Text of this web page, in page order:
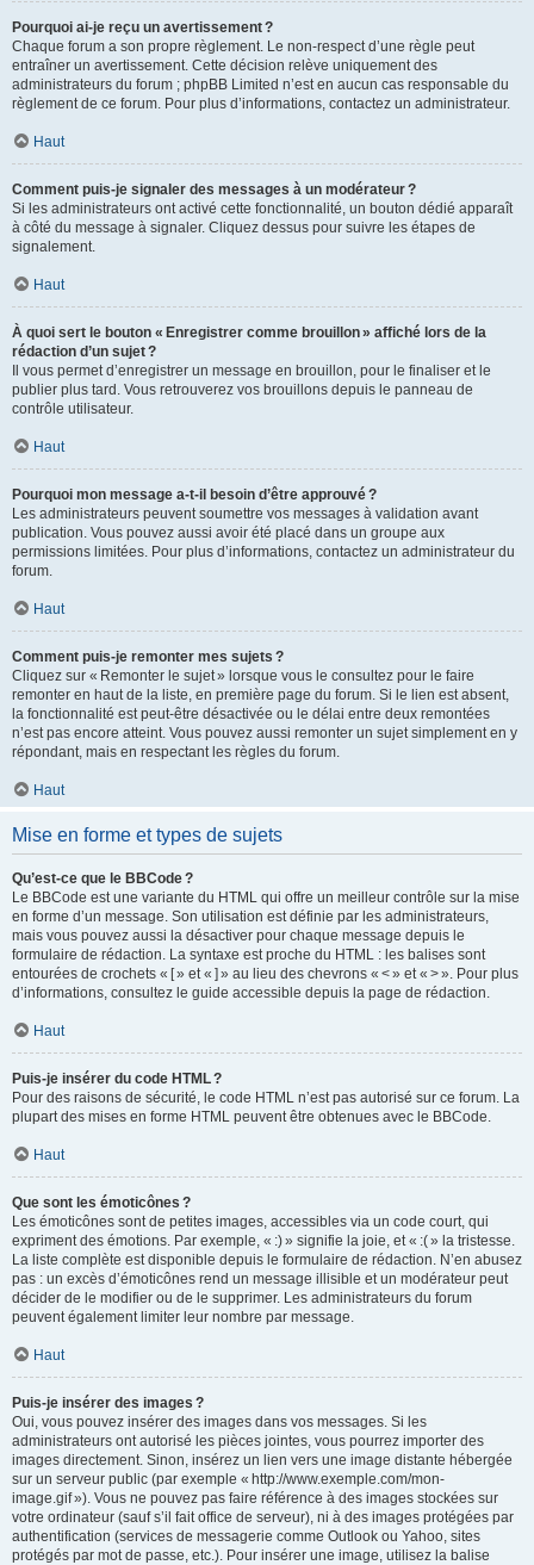
Pourquoi ai-je reçu un avertissement ?
Chaque forum a son propre règlement. Le non-respect d’une règle peut
entraîner un avertissement. Cette décision relève uniquement des
administrateurs du forum ; phpBB Limited n’est en aucun cas responsable du
règlement de ce forum. Pour plus d’informations, contactez un administrateur.
Haut
Comment puis-je signaler des messages à un modérateur ?
Si les administrateurs ont activé cette fonctionnalité, un bouton dédié apparaît
à côté du message à signaler. Cliquez dessus pour suivre les étapes de
signalement.
Haut
À quoi sert le bouton « Enregistrer comme brouillon » affiché lors de la
rédaction d’un sujet ?
Il vous permet d’enregistrer un message en brouillon, pour le finaliser et le
publier plus tard. Vous retrouverez vos brouillons depuis le panneau de
contrôle utilisateur.
Haut
Pourquoi mon message a-t-il besoin d’être approuvé ?
Les administrateurs peuvent soumettre vos messages à validation avant
publication. Vous pouvez aussi avoir été placé dans un groupe aux
permissions limitées. Pour plus d’informations, contactez un administrateur du
forum.
Haut
Comment puis-je remonter mes sujets ?
Cliquez sur « Remonter le sujet » lorsque vous le consultez pour le faire
remonter en haut de la liste, en première page du forum. Si le lien est absent,
la fonctionnalité est peut-être désactivée ou le délai entre deux remontées
n’est pas encore atteint. Vous pouvez aussi remonter un sujet simplement en y
répondant, mais en respectant les règles du forum.
Haut
Mise en forme et types de sujets
Qu’est-ce que le BBCode ?
Le BBCode est une variante du HTML qui offre un meilleur contrôle sur la mise
en forme d’un message. Son utilisation est définie par les administrateurs,
mais vous pouvez aussi la désactiver pour chaque message depuis le
formulaire de rédaction. La syntaxe est proche du HTML : les balises sont
entourées de crochets « [ » et « ] » au lieu des chevrons « < » et « > ». Pour plus
d’informations, consultez le guide accessible depuis la page de rédaction.
Haut
Puis-je insérer du code HTML ?
Pour des raisons de sécurité, le code HTML n’est pas autorisé sur ce forum. La
plupart des mises en forme HTML peuvent être obtenues avec le BBCode.
Haut
Que sont les émoticônes ?
Les émoticônes sont de petites images, accessibles via un code court, qui
expriment des émotions. Par exemple, « :) » signifie la joie, et « :( » la tristesse.
La liste complète est disponible depuis le formulaire de rédaction. N’en abusez
pas : un excès d’émoticônes rend un message illisible et un modérateur peut
décider de le modifier ou de le supprimer. Les administrateurs du forum
peuvent également limiter leur nombre par message.
Haut
Puis-je insérer des images ?
Oui, vous pouvez insérer des images dans vos messages. Si les
administrateurs ont autorisé les pièces jointes, vous pourrez importer des
images directement. Sinon, insérez un lien vers une image distante hébergée
sur un serveur public (par exemple « http://www.exemple.com/mon-
image.gif »). Vous ne pouvez pas faire référence à des images stockées sur
votre ordinateur (sauf s’il fait office de serveur), ni à des images protégées par
authentification (services de messagerie comme Outlook ou Yahoo, sites
protégés par mot de passe, etc.). Pour insérer une image, utilisez la balise